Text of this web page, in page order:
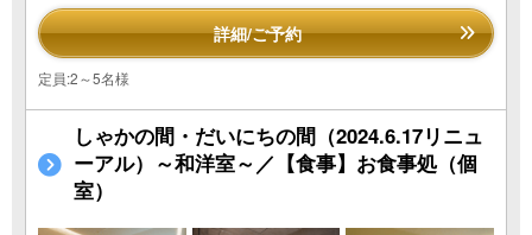
詳細/ご予約
定員:2～5名様
しゃかの間・だいにちの間（2024.6.17リニュ
ーアル）～和洋室～／【食事】お食事処（個
室）